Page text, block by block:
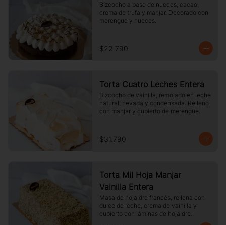
Bizcocho a base de nueces, cacao,
crema de trufa y manjar. Decorado con
merengue y nueces.
$22.790
Torta Cuatro Leches Entera
Bizcocho de vainilla, remojado en leche
natural, nevada y condensada. Relleno
con manjar y cubierto de merengue.
$31.790
Torta Mil Hoja Manjar
Vainilla Entera
Masa de hojaldre francés, rellena con
dulce de leche, crema de vainilla y
cubierto con láminas de hojaldre.